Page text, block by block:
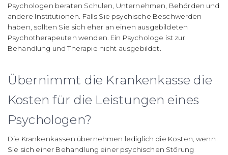
Psychologen beraten Schulen, Unternehmen, Behörden und
andere Institutionen. Falls Sie psychische Beschwerden
haben, sollten Sie sich eher an einen ausgebildeten
Psychotherapeuten wenden. Ein Psychologe ist zur
Behandlung und Therapie nicht ausgebildet.
Übernimmt die Krankenkasse die
Kosten für die Leistungen eines
Psychologen?
Die Krankenkassen übernehmen lediglich die Kosten, wenn
Sie sich einer Behandlung einer psychischen Störung